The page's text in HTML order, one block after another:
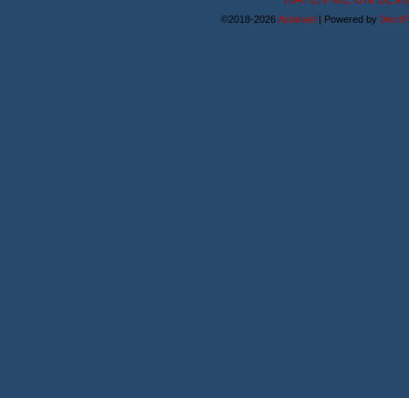
©2018-2026Astanael | Powered by